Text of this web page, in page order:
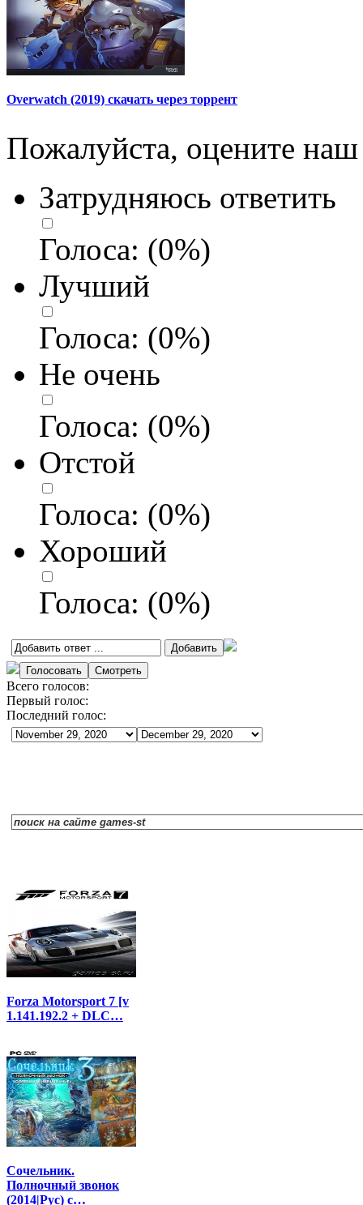
Overwatch (2019) скачать через торрент
Пожалуйста, оцените наш
Затрудняюсь ответить
Голоса: (0%)
Лучший
Голоса: (0%)
Не очень
Голоса: (0%)
Отстой
Голоса: (0%)
Хороший
Голоса: (0%)
Всего голосов:
Первый голос:
Последний голос:
Forza Motorsport 7 [v
1.141.192.2 + DLC…
Сочельник.
Полночный звонок
(2014|Рус) с…